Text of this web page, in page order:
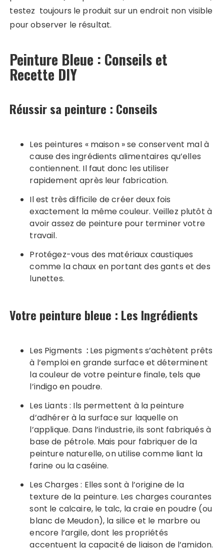
testez toujours le produit sur un endroit non visible
pour observer le résultat.
Peinture Bleue : Conseils et
Recette DIY
Réussir sa peinture : Conseils
Les peintures « maison » se conservent mal à
cause des ingrédients alimentaires qu’elles
contiennent. Il faut donc les utiliser
rapidement après leur fabrication.
Il est très difficile de créer deux fois
exactement la même couleur. Veillez plutôt à
avoir assez de peinture pour terminer votre
travail.
Protégez-vous des matériaux caustiques
comme la chaux en portant des gants et des
lunettes.
Votre peinture bleue : Les Ingrédients
Les Pigments : Les pigments s’achètent prêts
à l’emploi en grande surface et déterminent
la couleur de votre peinture finale, tels que
l’indigo en poudre.
Les Liants : Ils permettent à la peinture
d’adhérer à la surface sur laquelle on
l’applique. Dans l’industrie, ils sont fabriqués à
base de pétrole. Mais pour fabriquer de la
peinture naturelle, on utilise comme liant la
farine ou la caséine.
Les Charges : Elles sont à l’origine de la
texture de la peinture. Les charges courantes
sont le calcaire, le talc, la craie en poudre (ou
blanc de Meudon), la silice et le marbre ou
encore l’argile, dont les propriétés
accentuent la capacité de liaison de l’amidon.